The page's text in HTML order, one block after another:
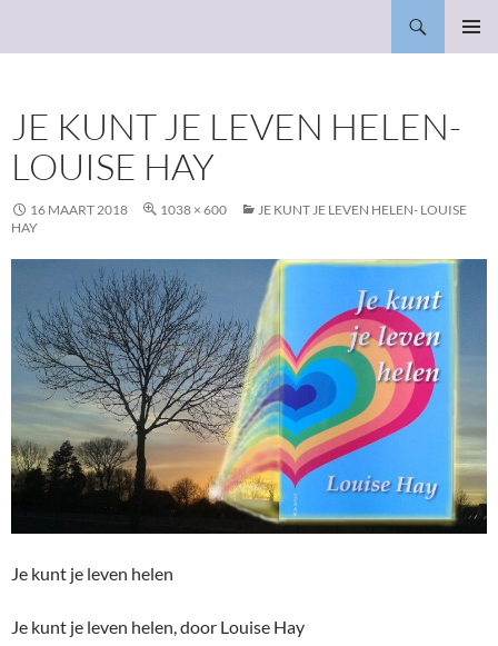
JE KUNT JE LEVEN HELEN-
LOUISE HAY
16 MAART 2018 1038 × 600
JE KUNT JE LEVEN HELEN- LOUISE
HAY
Je kunt je leven helen
Je kunt je leven helen, door Louise Hay